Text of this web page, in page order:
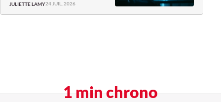
JULIETTE LAMY24 JUIL. 2026
1 min chrono